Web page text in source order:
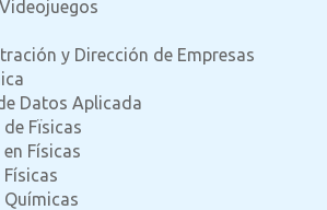
y Dirección de Empresas
Datos Aplicada
Fïsicas
Físicas
Químicas